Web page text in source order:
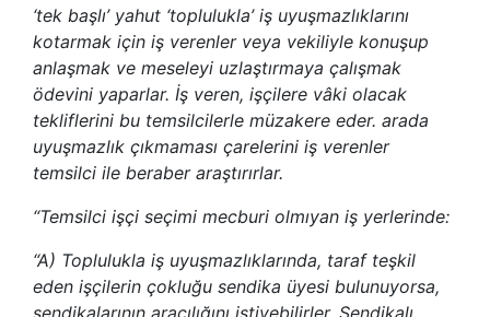
‘tek başlı’ yahut ‘toplulukla’ iş uyuşmazlıklarını
kotarmak için iş verenler veya vekiliyle konuşup
anlaşmak ve meseleyi uzlaştırmaya çalışmak
ödevini yaparlar. İş veren, işçilere vâki olacak
tekliflerini bu temsilcilerle müzakere eder. arada
uyuşmazlık çıkmaması çarelerini iş verenler
temsilci ile beraber araştırırlar.
“Temsilci işçi seçimi mecburi olmıyan iş yerlerinde:
“A) Toplulukla iş uyuşmazlıklarında, taraf teşkil
eden işçilerin çokluğu sendika üyesi bulunuyorsa,
sendikalarının aracılığını istiyebilirler. Sendikalı